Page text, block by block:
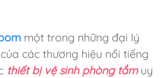
một trong những đại lý
các thương hiệu nổi tiếng
thiết bị vệ sinh phòng tắmuy